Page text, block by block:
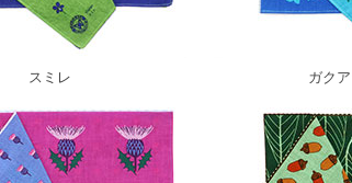
スミレ ガク